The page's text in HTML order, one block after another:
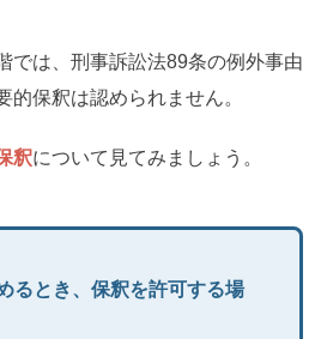
では、刑事訴訟法89条の例外事由
的保釈は認められません。
釈について見てみましょう。
るとき、保釈を許可する場